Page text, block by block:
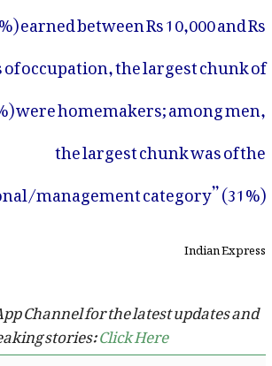
earned between Rs 10,000 and Rs
occupation, the largest chunk of
were homemakers; among men,
the largest chunk was of the
management category” (31%).
Indian Express
Channel for the latest updates and
stories:Click Here